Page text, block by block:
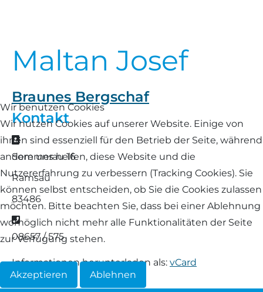
Maltan Josef
Braunes Bergschaf
Kontakt
Adresse
Sommerau 16
Ramsau
83486
Telefon
08657 / 575
Informationen herunterladen als: vCard
Wir benutzen Cookies
Wir nutzen Cookies auf unserer Website. Einige von
ihnen sind essenziell für den Betrieb der Seite, während
andere uns helfen, diese Website und die
Nutzererfahrung zu verbessern (Tracking Cookies). Sie
können selbst entscheiden, ob Sie die Cookies zulassen
möchten. Bitte beachten Sie, dass bei einer Ablehnung
womöglich nicht mehr alle Funktionalitäten der Seite
zur Verfügung stehen.
Akzeptieren Ablehnen
Links Züchter-Internetseiten
Futtrationsrechner
Neueinsteiger
Fachberater in Bayern
Lineare Beurteilung Zahnstellung
Erfassung der Euterreinheit
Weißes Bergschaf
Rouge de Roussillon
Schwarzes Villnösser Schaf
Shetland
Skudde
South Down